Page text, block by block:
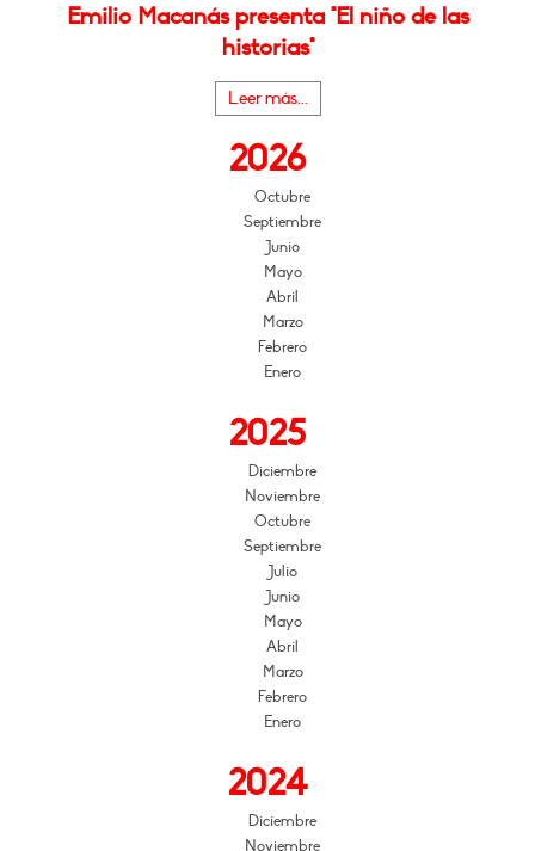
Emilio Macanás presenta "El niño de las
historias"
Leer más...
2026
Octubre
Septiembre
Junio
Mayo
Abril
Marzo
Febrero
Enero
2025
Diciembre
Noviembre
Octubre
Septiembre
Julio
Junio
Mayo
Abril
Marzo
Febrero
Enero
2024
Diciembre
Noviembre